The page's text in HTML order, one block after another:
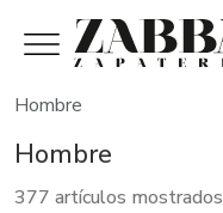
Hombre
Hombre
377 artículos mostrados